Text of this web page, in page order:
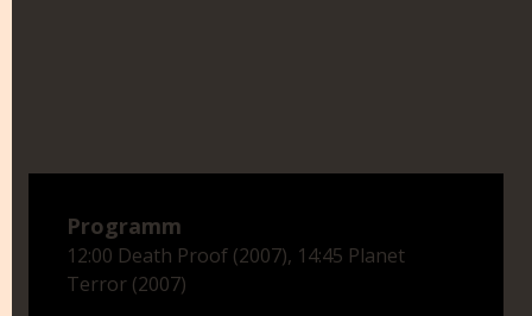
Programm
12:00 Death Proof (2007), 14:45 Planet
Terror (2007)